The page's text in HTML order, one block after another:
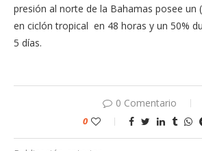
presión al norte de la Bahamas posee un
en ciclón tropical en 48 horas y un 50%
5 días.
0 Comentario
0